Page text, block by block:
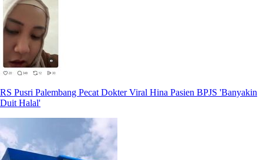
RS Pusri Palembang Pecat Dokter Viral Hina Pasien BPJS 'Banyakin
Duit Halal'